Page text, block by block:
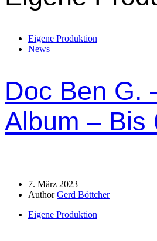
Eigene Produktion
News
Doc Ben G.
Album – Bis
7. März 2023
AuthorGerd Böttcher
Eigene Produktion